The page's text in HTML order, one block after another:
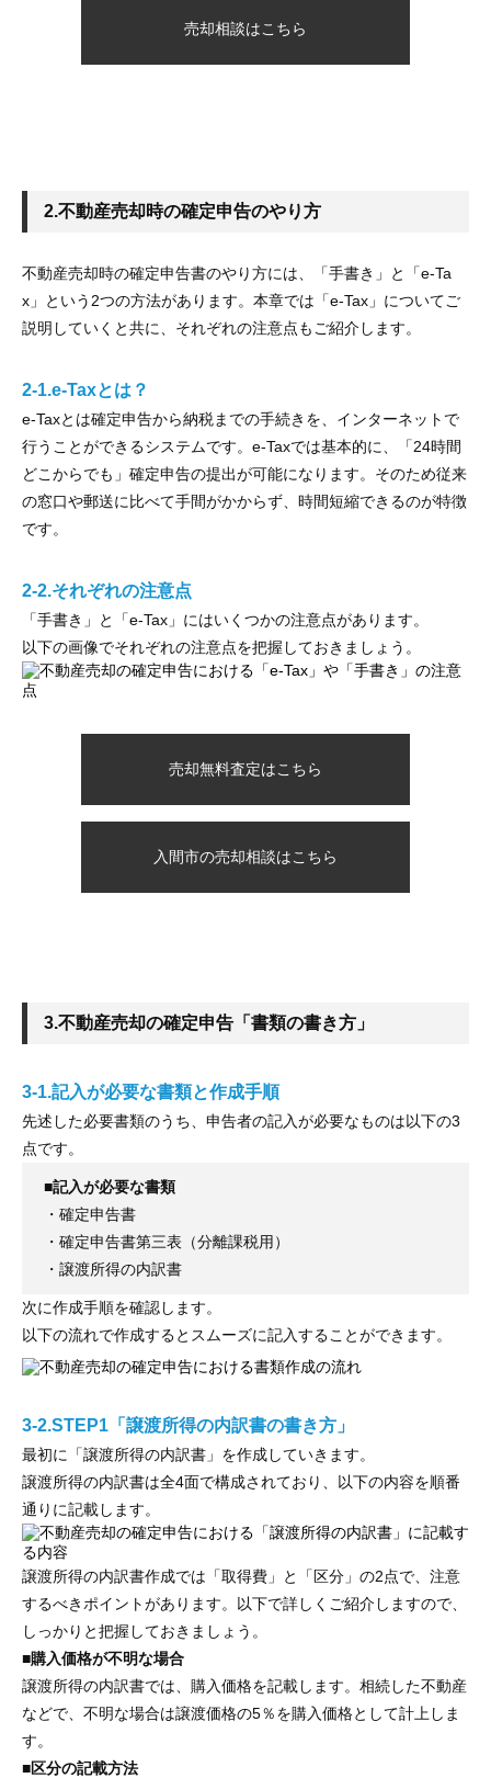
売却相談はこちら
2.不動産売却時の確定申告のやり方
不動産売却時の確定申告書のやり方には、「手書き」と「e-Ta
x」という2つの方法があります。本章では「e-Tax」についてご
説明していくと共に、それぞれの注意点もご紹介します。
2-1.e-Taxとは？
e-Taxとは確定申告から納税までの手続きを、インターネットで
行うことができるシステムです。e-Taxでは基本的に、「24時間
どこからでも」確定申告の提出が可能になります。そのため従来
の窓口や郵送に比べて手間がかからず、時間短縮できるのが特徴
です。
2-2.それぞれの注意点
「手書き」と「e-Tax」にはいくつかの注意点があります。
以下の画像でそれぞれの注意点を把握しておきましょう。
売却無料査定はこちら
入間市の売却相談はこちら
3.不動産売却の確定申告「書類の書き方」
3-1.記入が必要な書類と作成手順
先述した必要書類のうち、申告者の記入が必要なものは以下の3
点です。
■記入が必要な書類
・確定申告書
・確定申告書第三表（分離課税用）
・譲渡所得の内訳書
次に作成手順を確認します。
以下の流れで作成するとスムーズに記入することができます。
3-2.STEP1「譲渡所得の内訳書の書き方」
最初に「譲渡所得の内訳書」を作成していきます。
譲渡所得の内訳書は全4面で構成されており、以下の内容を順番
通りに記載します。
譲渡所得の内訳書作成では「取得費」と「区分」の2点で、注意
するべきポイントがあります。以下で詳しくご紹介しますので、
しっかりと把握しておきましょう。
■購入価格が不明な場合
譲渡所得の内訳書では、購入価格を記載します。相続した不動産
などで、不明な場合は譲渡価格の5％を購入価格として計上しま
す。
■区分の記載方法